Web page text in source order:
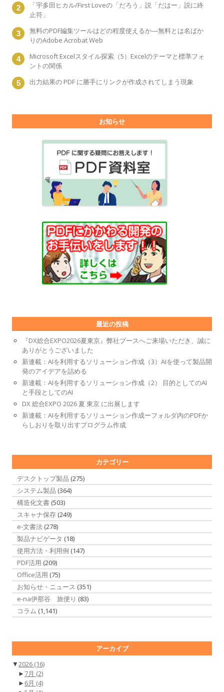
「宇多田ヒカル/First Loveの「だろう」説「だはー」説に終
止符」
無料のPDF編集ツールはどの程度使えるか―無料とは名ばか
りのAdobe Acrobat Web
Microsoft Excelスタイル探索（5）Excelのテーマと標準フォ
ントの関係
出力結果の PDF に勝手にリンクが作成されてしまう現象
お知らせ
最近の投稿
『DX総合EXPO2026夏東京』弊社ブースへご来場いただき、誠に
ありがとうございました
新連載：AIを利用するソリューション作成（3）AIを使って製品開
発のアイデアを詰める
新連載：AIを利用するソリューション作成（2） 目的としてのAI
と手段としてのAI
DX 総合EXPO 2026 夏 東京 に出展します
新連載：AIを利用するソリューション作成ーフォルダ内のPDFか
らしおりを取り出すプログラム作成
カテゴリー
デスクトップ製品 (275)
システム製品 (364)
構造化文書 (503)
スキャナ保存 (249)
e-文書法 (278)
製品ナビゲータ (18)
使用方法・利用例 (147)
PDF活用 (209)
Office活用 (75)
お知らせ・ニュース (351)
e-na伊那谷 旅便り (83)
コラム (1,141)
アーカイブ
▼2026 (16)
► 7月 (2)
► 6月 (4)